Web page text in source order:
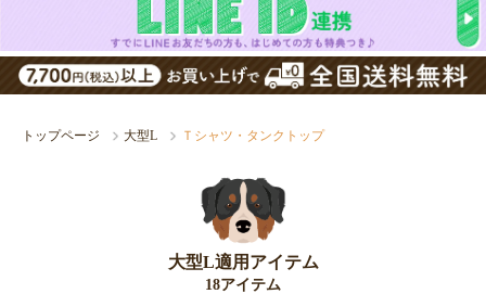
トップページ 大型L Ｔシャツ・タンクトップ
大型L適用アイテム
18アイテム